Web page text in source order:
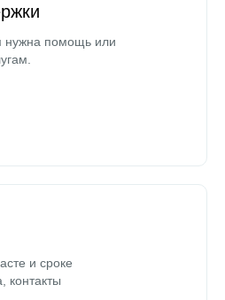
нужна помощь или
и сроке
контакты